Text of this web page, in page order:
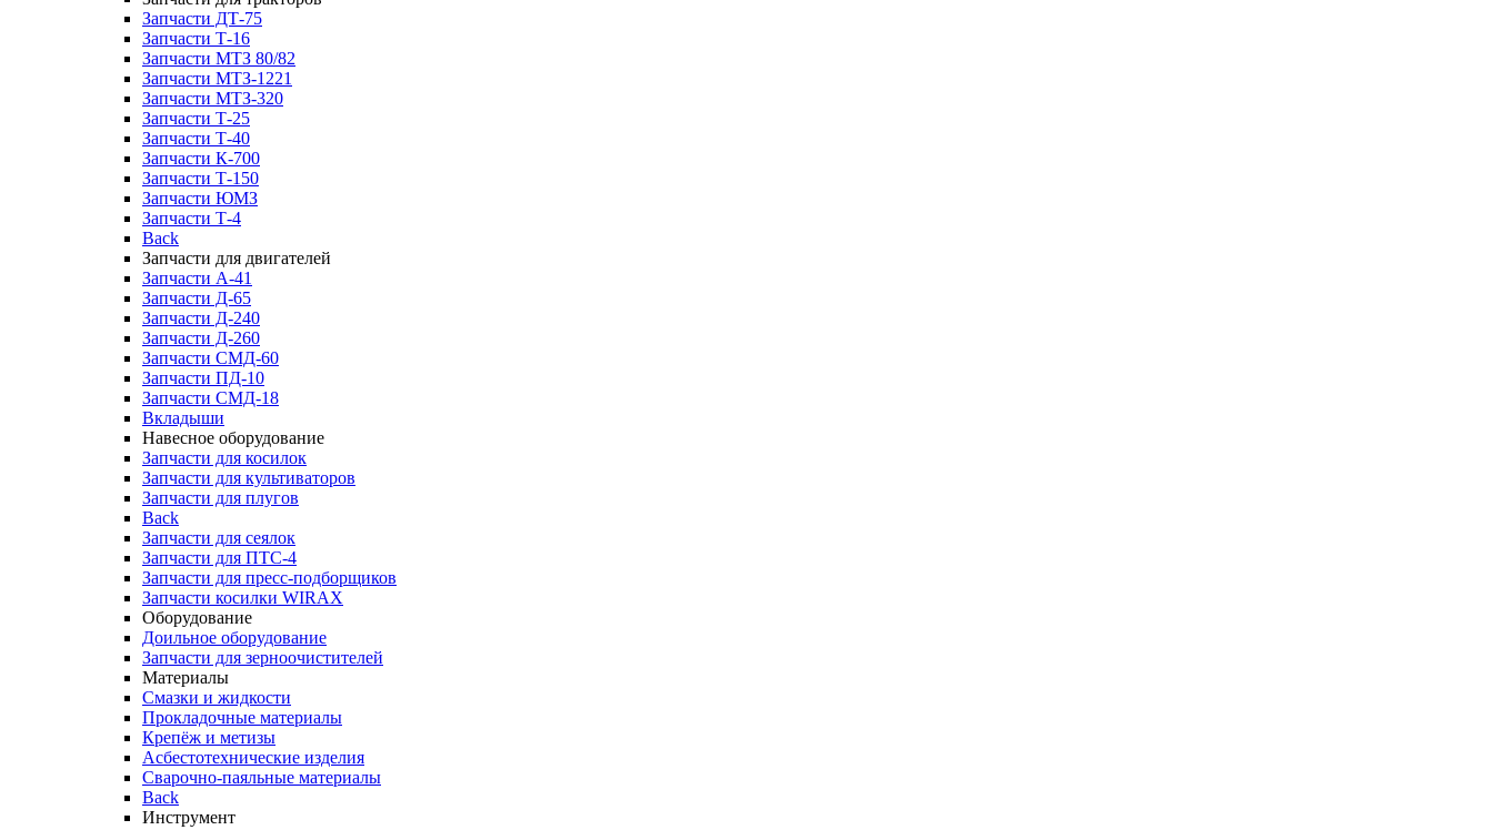
Запчасти ДТ-75
Запчасти Т-16
Запчасти МТЗ 80/82
Запчасти МТЗ-1221
Запчасти МТЗ-320
Запчасти Т-25
Запчасти Т-40
Запчасти К-700
Запчасти Т-150
Запчасти ЮМЗ
Запчасти Т-4
Back
Запчасти для двигателей
Запчасти А-41
Запчасти Д-65
Запчасти Д-240
Запчасти Д-260
Запчасти СМД-60
Запчасти ПД-10
Запчасти СМД-18
Вкладыши
Навесное оборудование
Запчасти для косилок
Запчасти для культиваторов
Запчасти для плугов
Back
Запчасти для сеялок
Запчасти для ПТС-4
Запчасти для пресс-подборщиков
Запчасти косилки WIRAX
Оборудование
Доильное оборудование
Запчасти для зерноочистителей
Материалы
Смазки и жидкости
Прокладочные материалы
Крепёж и метизы
Асбестотехнические изделия
Сварочно-паяльные материалы
Back
Инструмент